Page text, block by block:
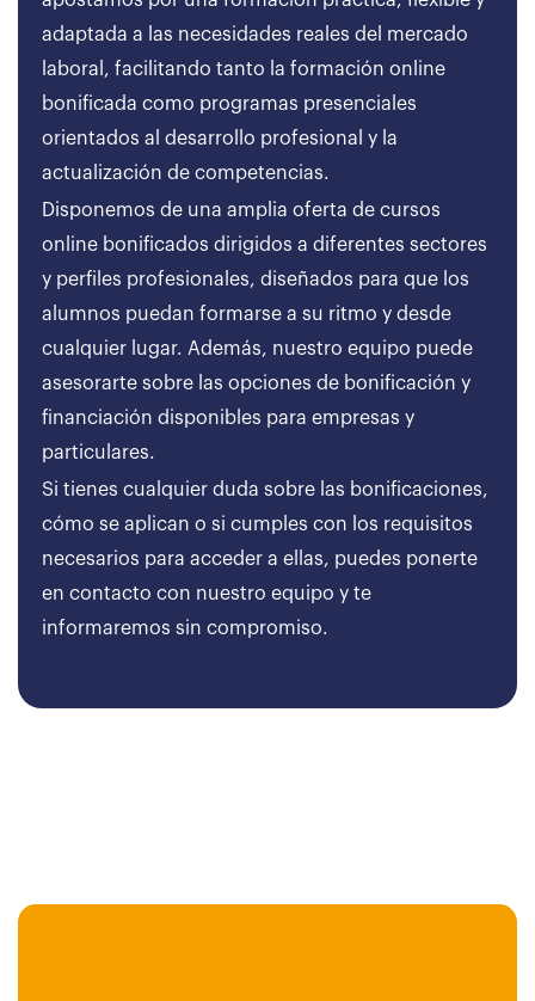
adaptada a las necesidades reales del mercado
laboral, facilitando tanto la formación online
bonificada como programas presenciales
orientados al desarrollo profesional y la
actualización de competencias.
Disponemos de una amplia oferta de cursos
online bonificados dirigidos a diferentes sectores
y perfiles profesionales, diseñados para que los
alumnos puedan formarse a su ritmo y desde
cualquier lugar. Además, nuestro equipo puede
asesorarte sobre las opciones de bonificación y
financiación disponibles para empresas y
particulares.
Si tienes cualquier duda sobre las bonificaciones,
cómo se aplican o si cumples con los requisitos
necesarios para acceder a ellas, puedes ponerte
en contacto con nuestro equipo y te
informaremos sin compromiso.